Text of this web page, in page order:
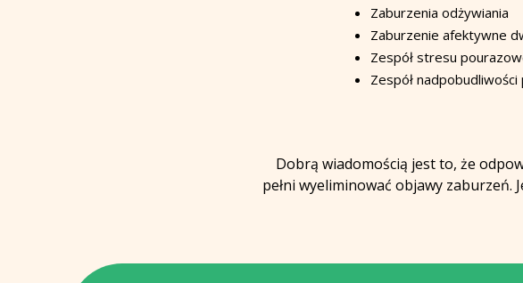
Zaburzenia odżywiania
Zaburzenie afektywne
Zespół stresu
Zespół
Dobrą wiadomością jest to, że
pełni wyeliminować objawy